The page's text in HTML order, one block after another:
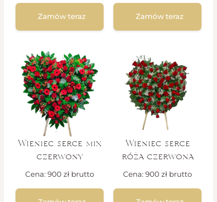
Zamów teraz Zamów teraz
Wieniec serce mix
czerwony
Cena: 900 zł brutto
Wieniec serce
róża czerwona
Cena: 900 zł brutto